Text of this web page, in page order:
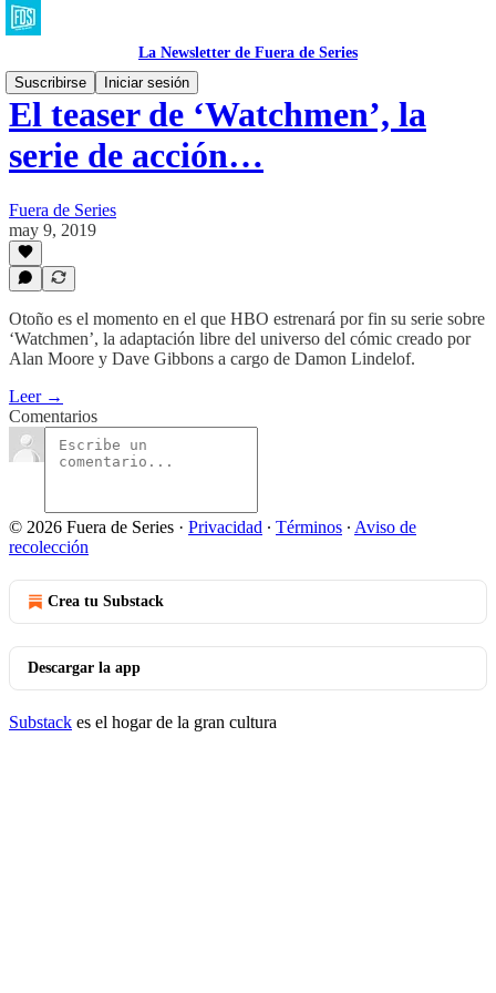
La Newsletter de Fuera de Series
Suscribirse
Iniciar sesión
El teaser de ‘Watchmen’, la
serie de acción…
Fuera de Series
may 9, 2019
Otoño es el momento en el que HBO estrenará por fin su serie sobre
‘Watchmen’, la adaptación libre del universo del cómic creado por
Alan Moore y Dave Gibbons a cargo de Damon Lindelof.
Leer →
Comentarios
© 2026 Fuera de Series · Privacidad ∙ Términos ∙ Aviso de
recolección
Crea tu Substack
Descargar la app
Substack es el hogar de la gran cultura